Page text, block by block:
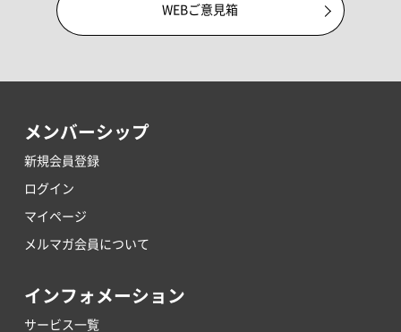
WEBご意見箱
メンバーシップ
新規会員登録
ログイン
マイページ
メルマガ会員について
インフォメーション
サービス一覧